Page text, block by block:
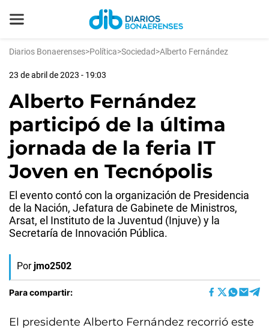
Diarios Bonaerenses>Política>Sociedad>Alberto Fernández
23 de abril de 2023 - 19:03
Alberto Fernández
participó de la última
jornada de la feria IT
Joven en Tecnópolis
El evento contó con la organización de Presidencia
de la Nación, Jefatura de Gabinete de Ministros,
Arsat, el Instituto de la Juventud (Injuve) y la
Secretaría de Innovación Pública.
Por jmo2502
Para compartir:
El presidente Alberto Fernández recorrió este